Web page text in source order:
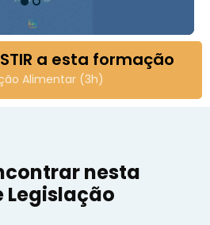
a esta formação
Alimentar (3h)
nesta